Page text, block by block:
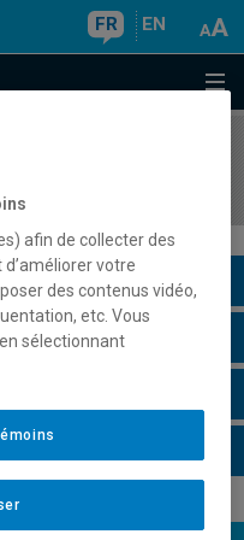
FR EN
afin de collecter des
votre
des contenus vidéo,
etc. Vous
sélectionnant